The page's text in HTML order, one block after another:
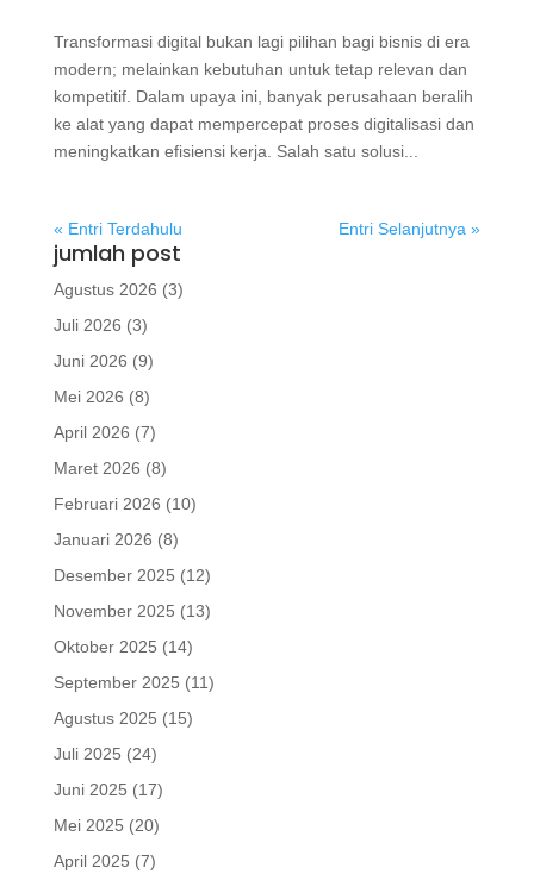
Transformasi digital bukan lagi pilihan bagi bisnis di era
modern; melainkan kebutuhan untuk tetap relevan dan
kompetitif. Dalam upaya ini, banyak perusahaan beralih
ke alat yang dapat mempercepat proses digitalisasi dan
meningkatkan efisiensi kerja. Salah satu solusi...
« Entri Terdahulu Entri Selanjutnya »
jumlah post
Agustus 2026 (3)
Juli 2026 (3)
Juni 2026 (9)
Mei 2026 (8)
April 2026 (7)
Maret 2026 (8)
Februari 2026 (10)
Januari 2026 (8)
Desember 2025 (12)
November 2025 (13)
Oktober 2025 (14)
September 2025 (11)
Agustus 2025 (15)
Juli 2025 (24)
Juni 2025 (17)
Mei 2025 (20)
April 2025 (7)